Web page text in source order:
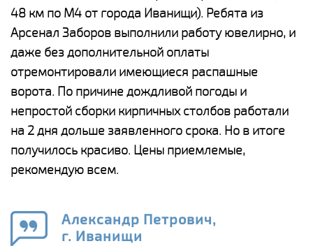
48 км по М4 от города Иванищи). Ребята из
Арсенал Заборов выполнили работу ювелирно, и
даже без дополнительной оплаты
отремонтировали имеющиеся распашные
ворота. По причине дождливой погоды и
непростой сборки кирпичных столбов работали
на 2 дня дольше заявленного срока. Но в итоге
получилось красиво. Цены приемлемые,
рекомендую всем.
Александр Петрович,
г. Иванищи